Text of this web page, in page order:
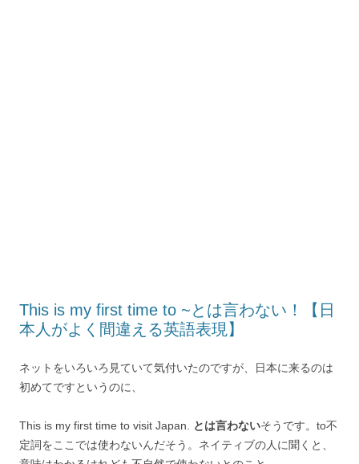
This is my first time to ~とは言わない！【日
本人がよく間違える英語表現】
ネットをいろいろ見ていて気付いたのですが、日本に来るのは
初めてですというのに、
This is my first time to visit Japan. とは言わないそうです。to不
定詞をここでは使わないんだそう。ネイティブの人に聞くと、